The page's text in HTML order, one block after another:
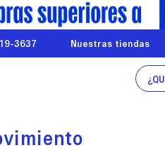
3637 Nuestras tiendas